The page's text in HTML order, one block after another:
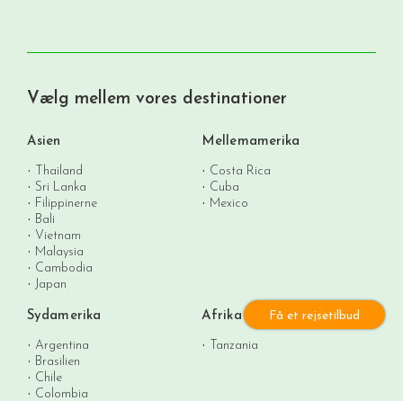
Vælg mellem vores destinationer
Asien
Thailand
Sri Lanka
Filippinerne
Bali
Vietnam
Malaysia
Cambodia
Japan
Mellemamerika
Costa Rica
Cuba
Mexico
Sydamerika
Argentina
Brasilien
Chile
Colombia
Afrika
Tanzania
Få et rejsetilbud